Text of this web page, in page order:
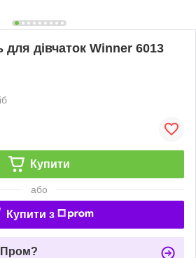
дівчаток Winner 6013
Купити
або
Купити з
Пром?